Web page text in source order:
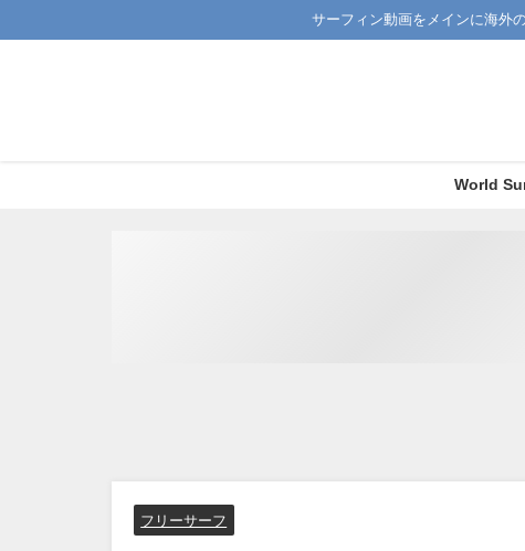
サーフィン動画をメインに海外
World
フリーサーフ